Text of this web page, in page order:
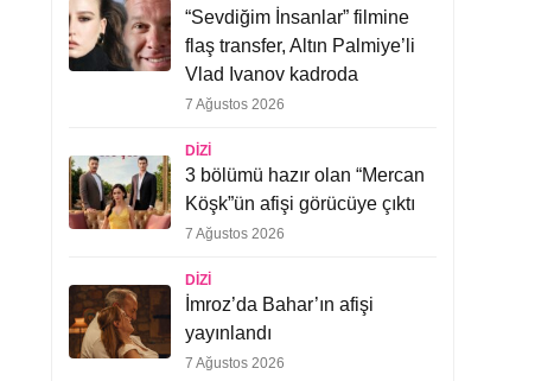
“Sevdiğim İnsanlar” filmine
flaş transfer, Altın Palmiye’li
Vlad Ivanov kadroda
7 Ağustos 2026
DIZI
3 bölümü hazır olan “Mercan
Köşk”ün afişi görücüye çıktı
7 Ağustos 2026
DIZI
İmroz’da Bahar’ın afişi
yayınlandı
7 Ağustos 2026